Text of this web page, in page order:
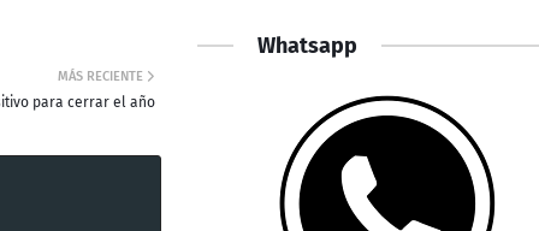
MÁS RECIENTE
para cerrar el año
Whatsapp